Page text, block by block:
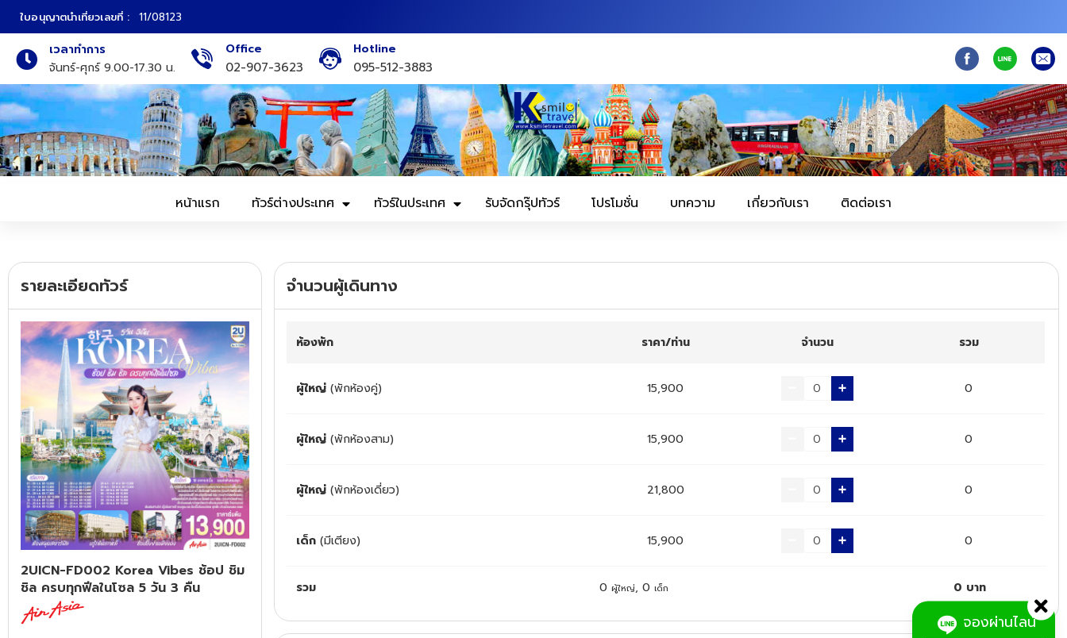
ใบอนุญาตนำเที่ยวเลขที่ : 11/08123
เวลาทำการ
จันทร์-ศุกร์ 9.00-17.30 น.
Office
02-907-3623
Hotline
095-512-3883
หน้าแรก ทัวร์ต่างประเทศ ทัวร์ในประเทศ รับจัดกรุ๊ปทัวร์ โปรโมชั่น บทความ เกี่ยวกับเรา ติดต่อเรา
รายละเอียดทัวร์
2UICN-FD002 Korea Vibes ช้อป ชิม
ชิล ครบทุกฟีลในโซล 5 วัน 3 คืน
จำนวนผู้เดินทาง
ห้องพัก ราคา/ท่าน จำนวน รวม
ผู้ใหญ่ (พักห้องคู่) 15,900 0
ผู้ใหญ่ (พักห้องสาม) 15,900 0
ผู้ใหญ่ (พักห้องเดี่ยว) 21,800 0
เด็ก (มีเตียง) 15,900 0
รวม 0 ผู้ใหญ่, 0 เด็ก 0 บาท
จองผ่านไลน์
ทัวร์ญี่ปุ่น
ทัวร์เกาหลี
ทัวร์ยุโรป
ทัวร์สแกนดิเนเวีย
ทัวร์ฮ่องกง
ทัวร์ตุรเคีย
ทัวร์สวิตเซอร์แลนด์
ทัวร์พม่า
ทัวร์ลาว
ทัวร์มัลดีฟส์
ทัวร์เวียดนาม
ทัวร์อียิปต์
ภาคเหนือ
ภาคกลาง
ภาคอีสาน
ภาคตะวันตก